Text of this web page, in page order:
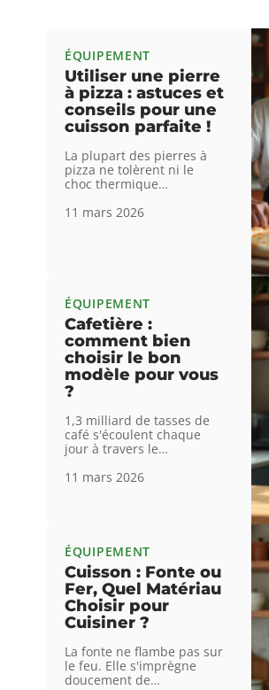
ÉQUIPEMENT
Utiliser une pierre
à pizza : astuces et
conseils pour une
cuisson parfaite !
La plupart des pierres à
pizza ne tolèrent ni le
choc thermique…
11 mars 2026
ÉQUIPEMENT
Cafetière :
comment bien
choisir le bon
modèle pour vous
?
1,3 milliard de tasses de
café s'écoulent chaque
jour à travers le…
11 mars 2026
ÉQUIPEMENT
Cuisson : Fonte ou
Fer, Quel Matériau
Choisir pour
Cuisiner ?
La fonte ne flambe pas sur
le feu. Elle s'imprègne
doucement de…